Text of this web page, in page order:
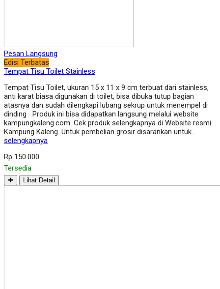
Pesan Langsung
Edisi Terbatas
Tempat Tisu Toilet Stainless
Tempat Tisu Toilet, ukuran 15 x 11 x 9 cm terbuat dari stainless,
anti karat biasa digunakan di toilet, bisa dibuka tutup bagian
atasnya dan sudah dilengkapi lubang sekrup untuk menempel di
dinding Produk ini bisa didapatkan langsung melalui website
kampungkaleng.com. Cek produk selengkapnya di Website resmi
Kampung Kaleng. Untuk pembelian grosir disarankan untuk…
selengkapnya
Rp 150.000
Tersedia
✚ Lihat Detail